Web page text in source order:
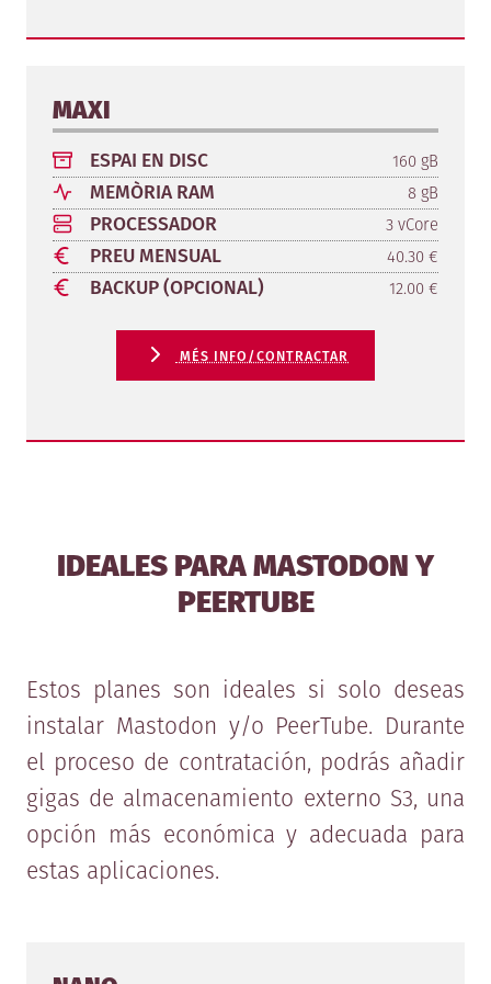
MAXI
ESPAI EN DISC 160 gB
MEMÒRIA RAM 8 gB
PROCESSADOR 3 vCore
PREU MENSUAL 40.30 €
BACKUP (OPCIONAL) 12.00 €
MÉS INFO/CONTRACTAR
IDEALES PARA MASTODON Y
PEERTUBE
Estos planes son ideales si solo deseas
instalar Mastodon y/o PeerTube. Durante
el proceso de contratación, podrás añadir
gigas de almacenamiento externo S3, una
opción más económica y adecuada para
estas aplicaciones.